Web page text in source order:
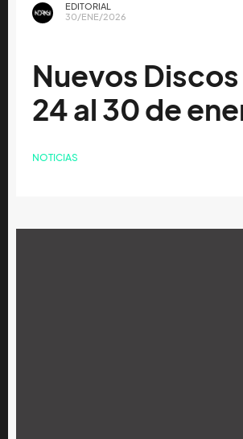
EDITORIAL
30/ENE/2026
Nuevos
24 al 30 de
NOTICIAS